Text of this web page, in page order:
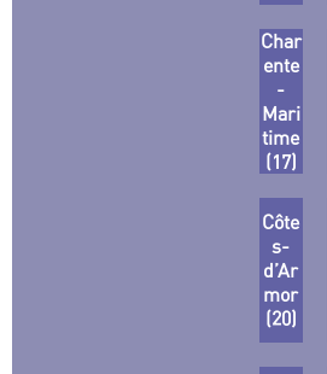
Char
ente
-
Mari
time
(17)
Côte
s-
d’Ar
mor
(20)